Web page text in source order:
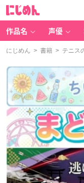
作品名 声優
にじめん > 書籍 > テニス